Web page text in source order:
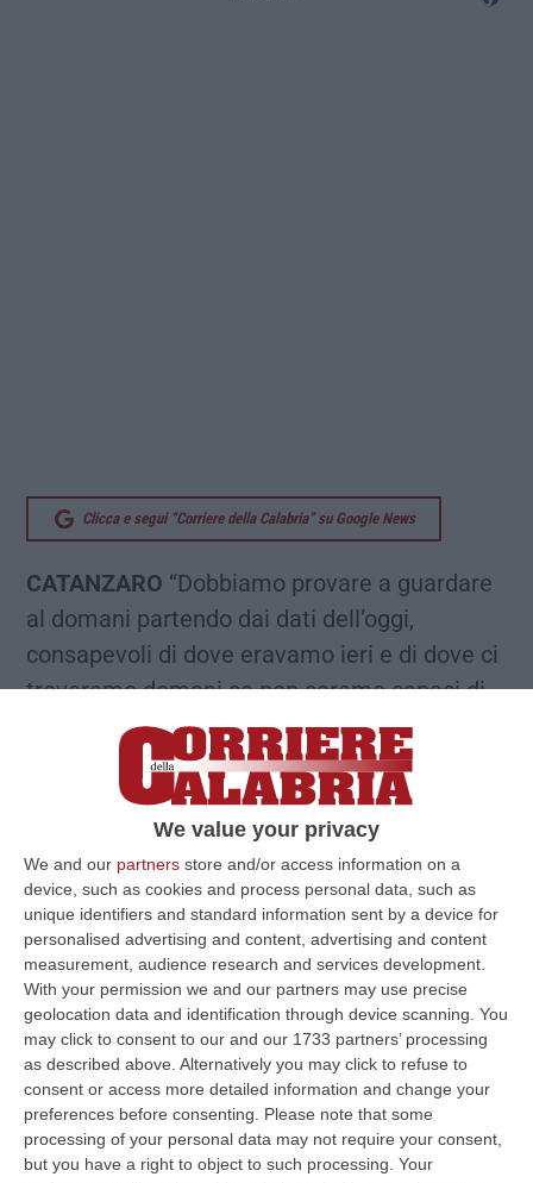
We value your privacy
We and our partners store and/or access information on a
device, such as cookies and process personal data, such as
unique identifiers and standard information sent by a device for
personalised advertising and content, advertising and content
measurement, audience research and services development.
With your permission we and our partners may use precise
geolocation data and identification through device scanning. You
may click to consent to our and our 1733 partners’ processing
as described above. Alternatively you may click to refuse to
consent or access more detailed information and change your
preferences before consenting.
Please note that some
processing of your personal data may not require your consent,
but you have a right to object to such processing. Your
Clicca e segui “Corriere della Calabria” su Google News
CATANZARO “Dobbiamo provare a guardare
al domani partendo dai dati dell’oggi,
consapevoli di dove eravamo ieri e di dove ci
troveremo domani se non saremo capaci di
mettere in piedi un dossier sui giovani per
provare a cambiare questo trend negativo e
fermare l’emorragia dei giovani calabresi.
Dalle nascite che calano, ai talenti che
sbocciano e che scappano,
dall’invecchiamento che avanza ad una
società che non pensa da troppo tempo a
come investire sui giovani fino ad un sistema
scolastico che forse guarda troppo al
passato”. Questo è quanto dichiara
Mariaelena Senese, Segretario generale Uil
Calabria.